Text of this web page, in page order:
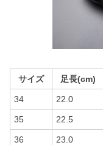
サイズ 足長(cm)
34 22.0
35 22.5
36 23.0